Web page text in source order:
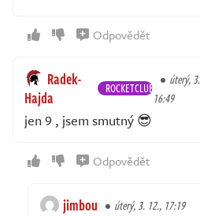
Odpovědět
Radek-
Hajda
ROCKETCLUB
úterý,
16:49
jen 9 , jsem smutný 😎
Odpovědět
jimbou úterý, 3. 12., 17:19